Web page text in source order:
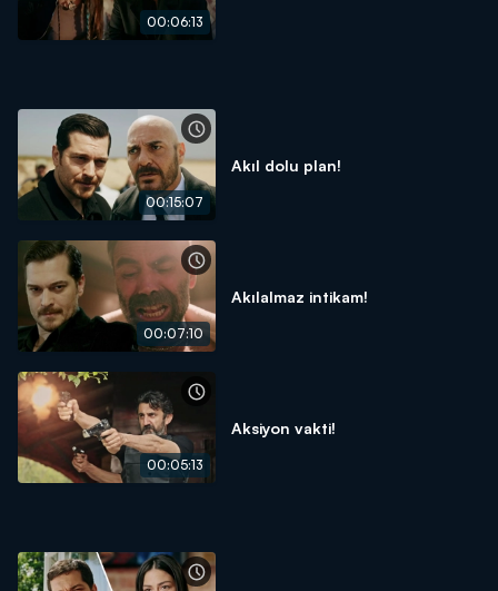
00:06:13
00:15:07
Akıl dolu plan!
00:07:10
Akılalmaz intikam!
00:05:13
Aksiyon vakti!